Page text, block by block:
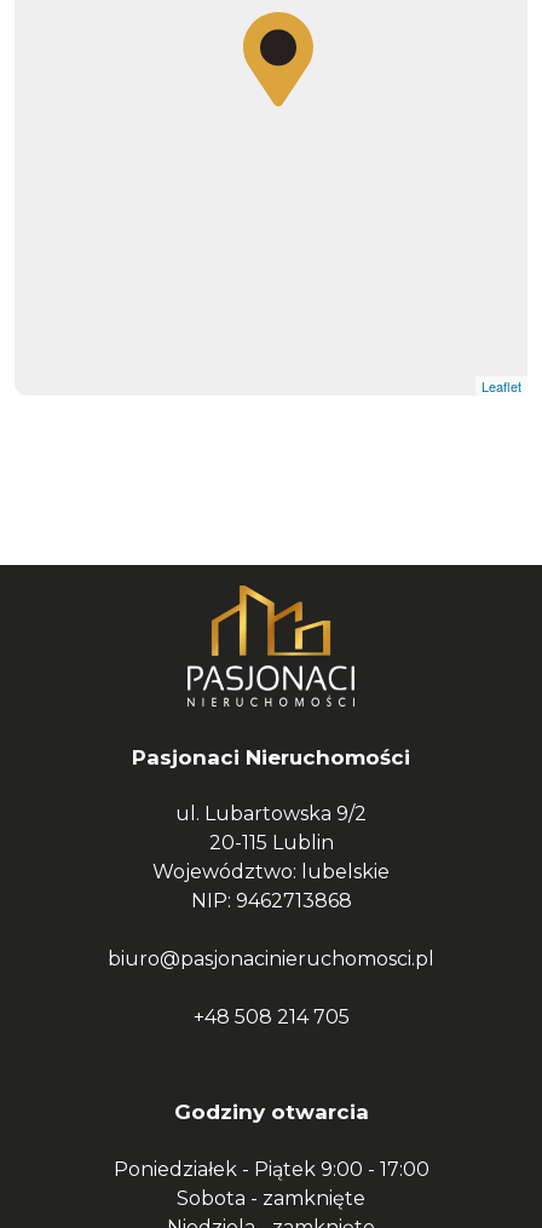
Leaflet
Pasjonaci Nieruchomości
ul. Lubartowska 9/2
20-115 Lublin
Województwo: lubelskie
NIP: 9462713868
biuro@pasjonacinieruchomosci.pl
+48 508 214 705
Godziny otwarcia
Poniedziałek - Piątek9:00 - 17:00
Sobota - zamknięte